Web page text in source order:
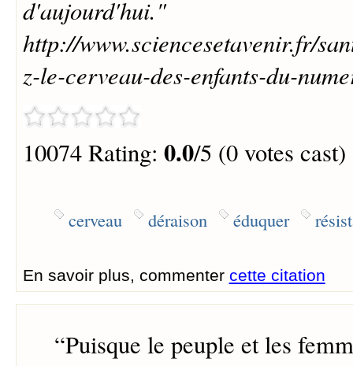
d'aujourd'hui."
http://www.sciencesetavenir.fr/
z-le-cerveau-des-enfants-du-
10074 Rating: 0.0/5 (0 votes cast)
cerveau déraison éduquer
En savoir plus, commenter cette citation
“Puisque le peuple et les